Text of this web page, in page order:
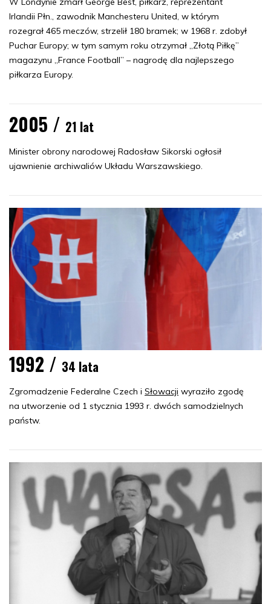
Irlandii Płn., zawodnik Manchesteru United, w którym
rozegrał 465 meczów, strzelił 180 bramek; w 1968 r. zdobył
Puchar Europy; w tym samym roku otrzymał „Złotą Piłkę”
magazynu „France Football” – nagrodę dla najlepszego
piłkarza Europy.
2005 / 21 lat
Minister obrony narodowej Radosław Sikorski ogłosił
ujawnienie archiwaliów Układu Warszawskiego.
1992 / 34 lata
Zgromadzenie Federalne Czech i Słowacji wyraziło zgodę
na utworzenie od 1 stycznia 1993 r. dwóch samodzielnych
państw.